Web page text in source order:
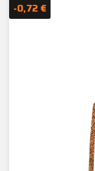
-0,72 €